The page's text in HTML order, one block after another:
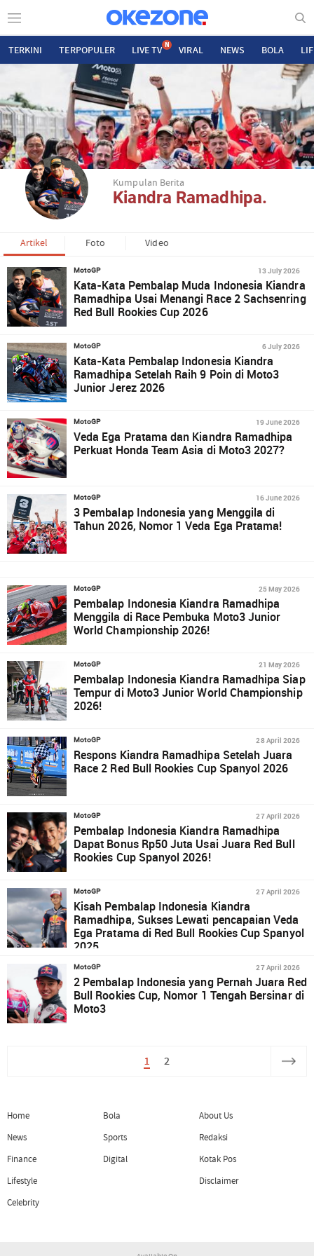
TERKINI TERPOPULER LIVE TV N VIRAL NEWS BOLA
Kumpulan Berita
Kiandra Ramadhipa.
Artikel Foto Video
MotoGP 13 July 2026
Kata-Kata Pembalap Muda Indonesia Kiandra
Ramadhipa Usai Menangi Race 2 Sachsenring
Red Bull Rookies Cup 2026
MotoGP 6 July 2026
Kata-Kata Pembalap Indonesia Kiandra
Ramadhipa Setelah Raih 9 Poin di Moto3
Junior Jerez 2026
MotoGP 19 June 2026
Veda Ega Pratama dan Kiandra Ramadhipa
Perkuat Honda Team Asia di Moto3 2027?
MotoGP 16 June 2026
3 Pembalap Indonesia yang Menggila di
Tahun 2026, Nomor 1 Veda Ega Pratama!
MotoGP 25 May 2026
Pembalap Indonesia Kiandra Ramadhipa
Menggila di Race Pembuka Moto3 Junior
World Championship 2026!
MotoGP 21 May 2026
Pembalap Indonesia Kiandra Ramadhipa Siap
Tempur di Moto3 Junior World Championship
2026!
MotoGP 28 April 2026
Respons Kiandra Ramadhipa Setelah Juara
Race 2 Red Bull Rookies Cup Spanyol 2026
MotoGP 27 April 2026
Pembalap Indonesia Kiandra Ramadhipa
Dapat Bonus Rp50 Juta Usai Juara Red Bull
Rookies Cup Spanyol 2026!
MotoGP 27 April 2026
Kisah Pembalap Indonesia Kiandra
Ramadhipa, Sukses Lewati pencapaian Veda
Ega Pratama di Red Bull Rookies Cup Spanyol
2025
MotoGP 27 April 2026
2 Pembalap Indonesia yang Pernah Juara Red
Bull Rookies Cup, Nomor 1 Tengah Bersinar di
Moto3
1 2
Home
News
Finance
Lifestyle
Celebrity
Bola
Sports
Digital
About Us
Redaksi
Kotak Pos
Disclaimer